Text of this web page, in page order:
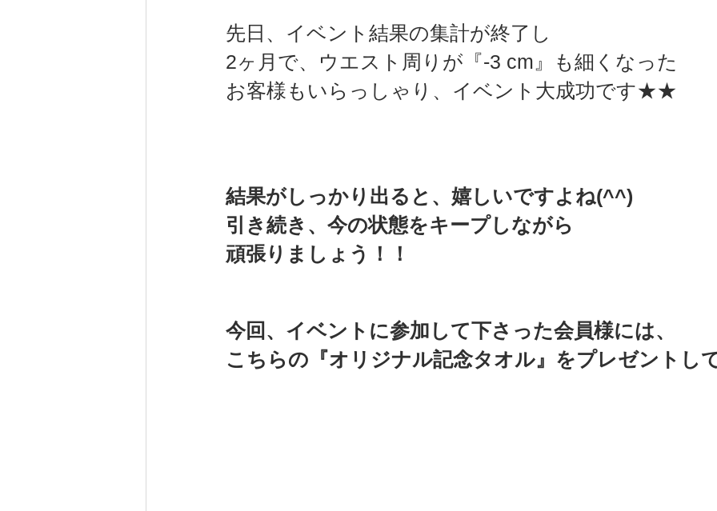
先日、イベント結果の集計が終了し
2ヶ月で、ウエスト周りが『-3 cm』も細くなった
お客様もいらっしゃり、イベント大成功です★★
結果がしっかり出ると、嬉しいですよね(^^)
引き続き、今の状態をキープしながら
頑張りましょう！！
今回、イベントに参加して下さった会員様には、
こちらの『オリジナル記念タオル』をプレゼントし